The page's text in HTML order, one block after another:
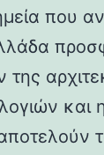
που
και